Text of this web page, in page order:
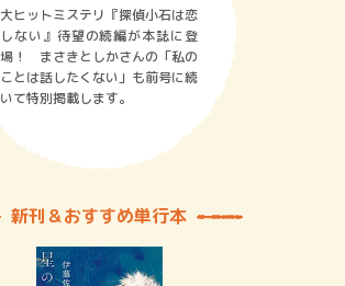
大ヒットミステリ『探偵小石は恋
しない』待望の続編が本誌に登
場！ まさきとしかさんの「私の
ことは話したくない」も前号に続
いて特別掲載します。
新刊＆おすすめ単行本